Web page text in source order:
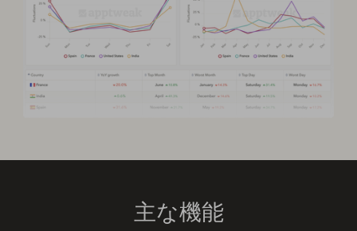
主な機能